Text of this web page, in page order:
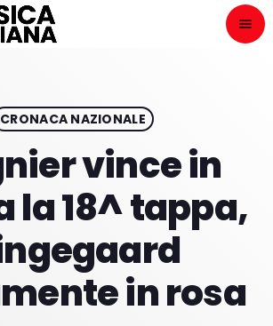
menu
CRONACA NAZIONALE
vince in
la 18^ tappa,
in rosa